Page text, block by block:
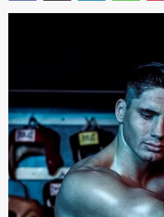
Cultuur & Media